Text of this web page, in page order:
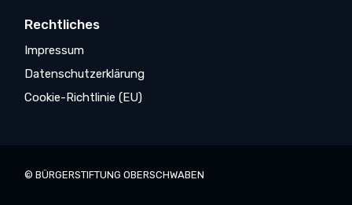
Rechtliches
Impressum
Datenschutzerklärung
Cookie-Richtlinie (EU)
© BÜRGERSTIFTUNG OBERSCHWABEN